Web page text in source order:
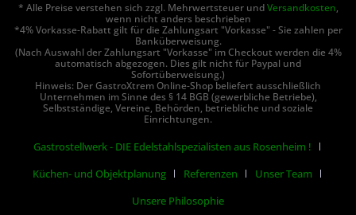
* Alle Preise verstehen sich zzgl. Mehrwertsteuer undVersandkosten,
wenn nicht anders beschrieben
*4% Vorkasse-Rabatt gilt für die Zahlungsart "Vorkasse" - Sie zahlen per
Banküberweisung.
(Nach Auswahl der Zahlungsart "Vorkasse" im Checkout werden die 4%
automatisch abgezogen. Dies gilt nicht für Paypal und
Sofortüberweisung.)
Hinweis: Der GastroXtrem Online-Shop beliefert ausschließlich
Unternehmen im Sinne des § 14 BGB (gewerbliche Betriebe),
Selbstständige, Vereine, Behörden, betriebliche und soziale
Einrichtungen.
Gastrostellwerk - DIE Edelstahlspezialisten aus Rosenheim !
Küchen- und Objektplanung
Referenzen
Unser Team
Unsere Philosophie